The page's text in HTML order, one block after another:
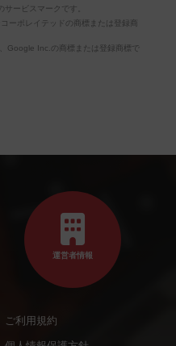
ービスマークです。
ーポレイテッドの商標または登録商
Google Inc.の商標または登録商標で
運営者情報
ご利用規約